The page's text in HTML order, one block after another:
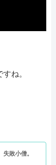
ね。
敗小僧。